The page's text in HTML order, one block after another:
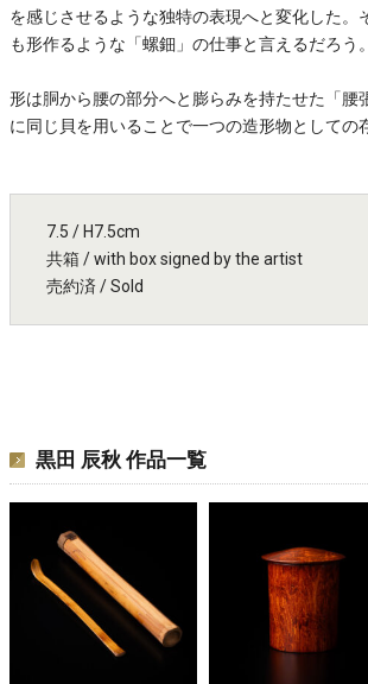
を感じさせるような独特の表現へと変化した
も形作るような「螺鈿」の仕事と言えるだろう。
形は胴から腰の部分へと膨らみを持たせた「
に同じ貝を用いることで一つの造形物としての
7.5 / H7.5cm
共箱 / with box signed by the artist
売約済 / Sold
黒田 辰秋 作品一覧